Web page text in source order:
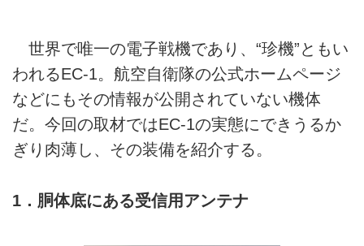
世界で唯一の電子戦機であり、“珍機”ともい
われるEC-1。航空自衛隊の公式ホームページ
などにもその情報が公開されていない機体
だ。今回の取材ではEC-1の実態にできうるか
ぎり肉薄し、その装備を紹介する。
1．胴体底にある受信用アンテナ